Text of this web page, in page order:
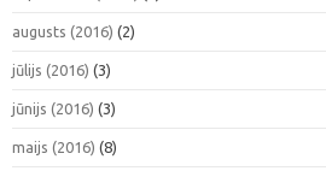
augusts (2016) (2)
jūlijs (2016) (3)
jūnijs (2016) (3)
maijs (2016) (8)